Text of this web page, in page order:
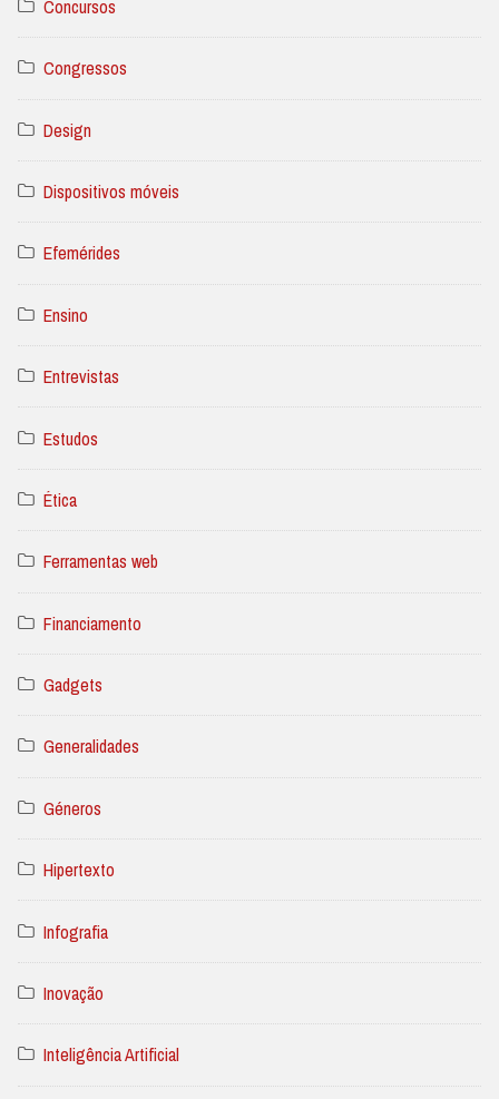
Concursos
Congressos
Design
Dispositivos móveis
Efemérides
Ensino
Entrevistas
Estudos
Ética
Ferramentas web
Financiamento
Gadgets
Generalidades
Géneros
Hipertexto
Infografia
Inovação
Inteligência Artificial